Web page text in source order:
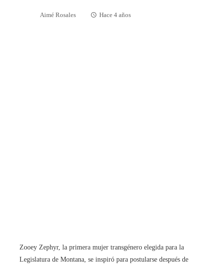
Aimé Rosales Hace 4 años
Zooey Zephyr, la primera mujer transgénero elegida para la
Legislatura de Montana, se inspiró para postularse después de